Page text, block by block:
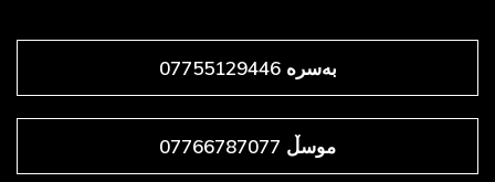
بەسرە 07755129446
موسڵ 07766787077